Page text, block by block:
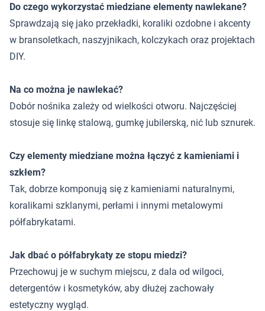
Do czego wykorzystać miedziane elementy nawlekane?
Sprawdzają się jako przekładki, koraliki ozdobne i akcenty
w bransoletkach, naszyjnikach, kolczykach oraz projektach
DIY.
Na co można je nawlekać?
Dobór nośnika zależy od wielkości otworu. Najczęściej
stosuje się linkę stalową, gumkę jubilerską, nić lub sznurek.
Czy elementy miedziane można łączyć z kamieniami i
szkłem?
Tak, dobrze komponują się z kamieniami naturalnymi,
koralikami szklanymi, perłami i innymi metalowymi
półfabrykatami.
Jak dbać o półfabrykaty ze stopu miedzi?
Przechowuj je w suchym miejscu, z dala od wilgoci,
detergentów i kosmetyków, aby dłużej zachowały
estetyczny wygląd.